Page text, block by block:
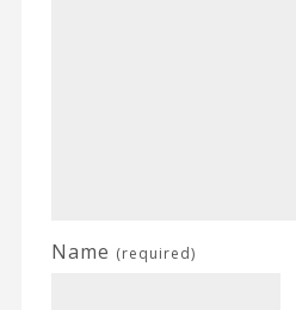
Name (required)